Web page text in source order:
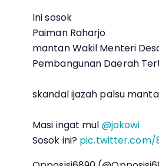
Ini sosok
Paiman Raharjo
mantan Wakil Menteri
Pembangunan Daerah
skandal ijazah palsu
Masi ingat mul @jokowi
Sosok ini? pic.twitter.com/